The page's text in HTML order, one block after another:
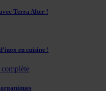
Terra Alter !
en cuisine !